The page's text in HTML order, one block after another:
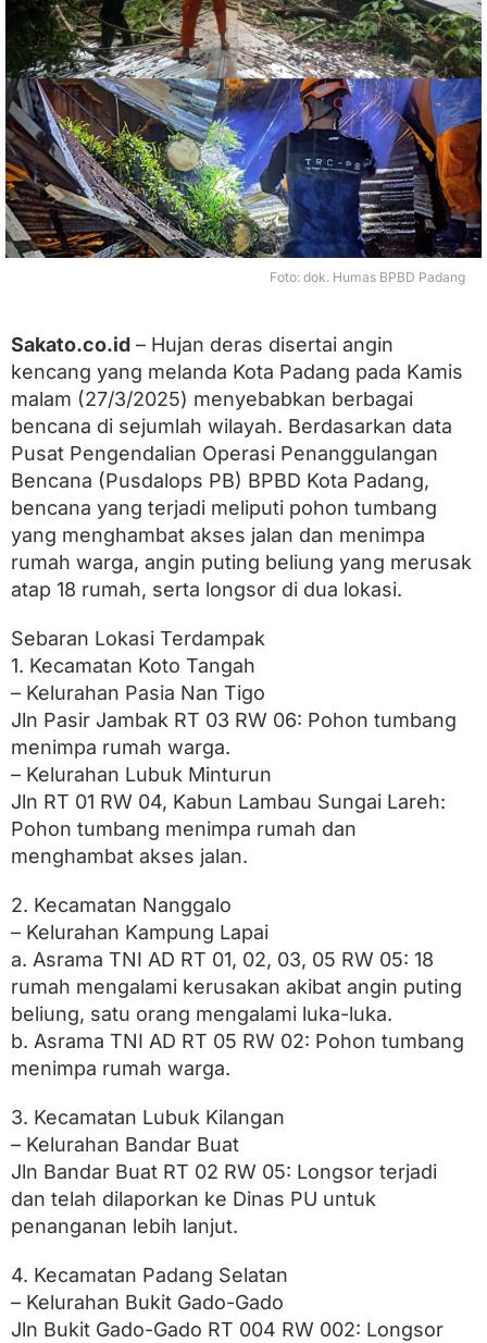
n
c
a
n
g
T
e
r
j
a
n
g
K
a
d
a
n
g
:
P
o
h
o
n
T
u
b
a
n
g
,
1
8
R
u
m
a
h
R
s
k
d
a
n
L
o
n
g
o
d
i
D
a
o
k
a
s
Foto: dok. Humas BPBD Padang
Sakato.co.id – Hujan deras disertai angin
kencang yang melanda Kota Padang pada Kamis
malam (27/3/2025) menyebabkan berbagai
bencana di sejumlah wilayah. Berdasarkan data
Pusat Pengendalian Operasi Penanggulangan
Bencana (Pusdalops PB) BPBD Kota Padang,
bencana yang terjadi meliputi pohon tumbang
yang menghambat akses jalan dan menimpa
rumah warga, angin puting beliung yang merusak
atap 18 rumah, serta longsor di dua lokasi.
Sebaran Lokasi Terdampak
1. Kecamatan Koto Tangah
– Kelurahan Pasia Nan Tigo
Jln Pasir Jambak RT 03 RW 06: Pohon tumbang
menimpa rumah warga.
– Kelurahan Lubuk Minturun
Jln RT 01 RW 04, Kabun Lambau Sungai Lareh:
Pohon tumbang menimpa rumah dan
menghambat akses jalan.
2. Kecamatan Nanggalo
– Kelurahan Kampung Lapai
a. Asrama TNI AD RT 01, 02, 03, 05 RW 05: 18
rumah mengalami kerusakan akibat angin puting
beliung, satu orang mengalami luka-luka.
b. Asrama TNI AD RT 05 RW 02: Pohon tumbang
menimpa rumah warga.
3. Kecamatan Lubuk Kilangan
– Kelurahan Bandar Buat
Jln Bandar Buat RT 02 RW 05: Longsor terjadi
dan telah dilaporkan ke Dinas PU untuk
penanganan lebih lanjut.
4. Kecamatan Padang Selatan
– Kelurahan Bukit Gado-Gado
Jln Bukit Gado-Gado RT 004 RW 002: Longsor